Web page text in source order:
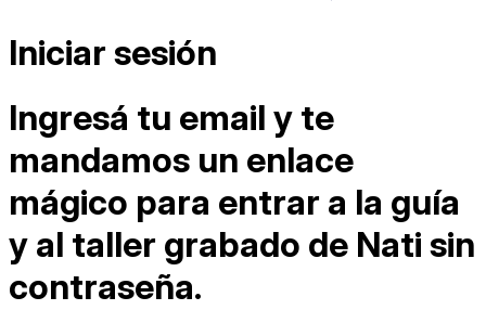
Iniciar sesión
Ingresá tu email y te
mandamos un enlace
mágico para entrar a la guía
y al taller grabado de Nati sin
contraseña.